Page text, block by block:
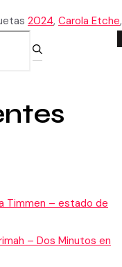
2024, Carola Etche,
Timmen – estado de
– Dos Minutos en